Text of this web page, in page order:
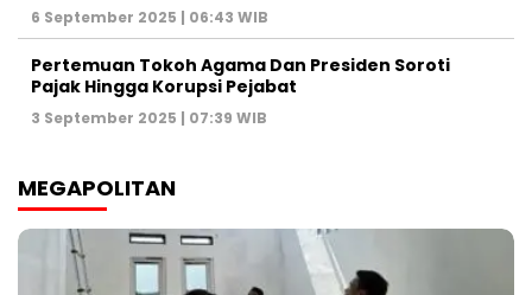
6 September 2025 | 06:43 WIB
Pertemuan Tokoh Agama Dan Presiden Soroti
Pajak Hingga Korupsi Pejabat
3 September 2025 | 07:39 WIB
MEGAPOLITAN